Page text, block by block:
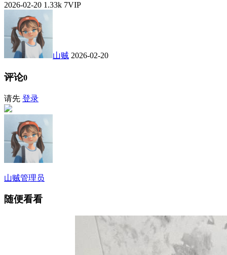
2026-02-20 1.33k 7VIP
山贼 2026-02-20
评论0
请先 登录
山贼管理员
随便看看